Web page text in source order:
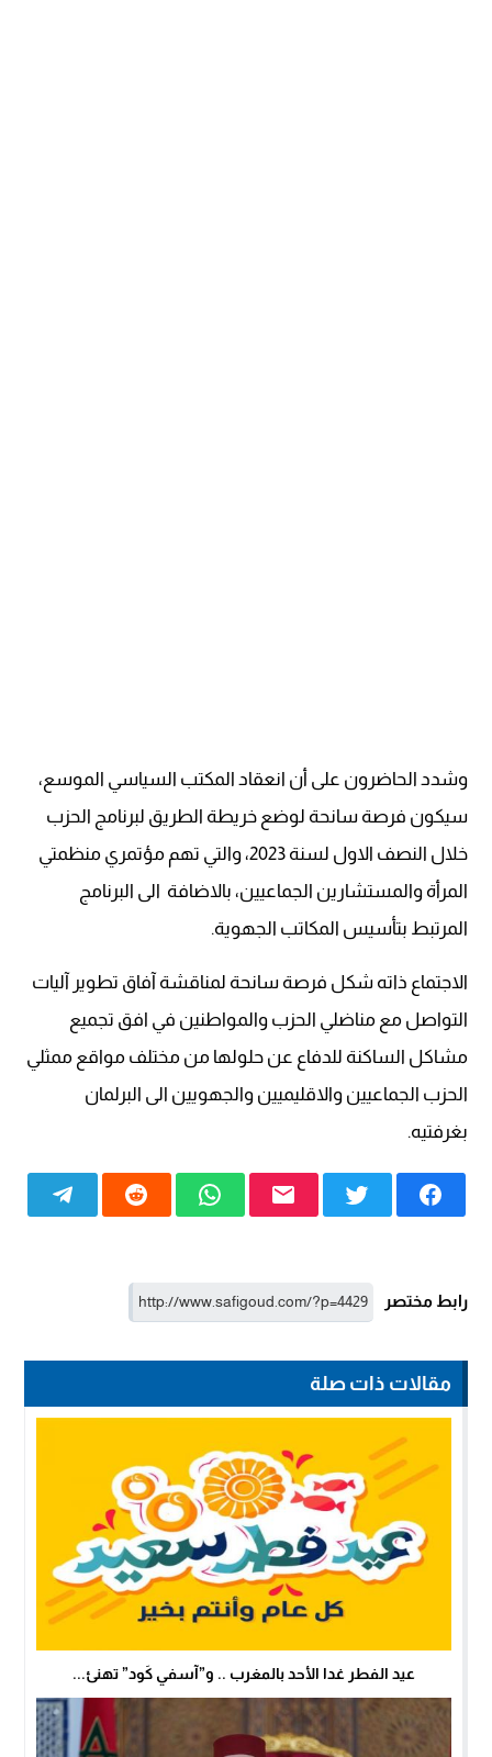
وشدد الحاضرون على أن انعقاد المكتب السياسي الموسع،
سيكون فرصة سانحة لوضع خريطة الطريق لبرنامج الحزب
خلال النصف الاول لسنة 2023، والتي تهم مؤتمري منظمتي
المرأة والمستشارين الجماعيين، بالاضافة الى البرنامج
المرتبط بتأسيس المكاتب الجهوية.
الاجتماع ذاته شكل فرصة سانحة لمناقشة آفاق تطوير آليات
التواصل مع مناضلي الحزب والمواطنين في افق تجميع
مشاكل الساكنة للدفاع عن حلولها من مختلف مواقع ممثلي
الحزب الجماعيين والاقليميين والجهويين الى البرلمان
بغرفتيه.
رابط مختصر
مقالات ذات صلة
عيد الفطر غدا الأحد بالمغرب .. و”آسفي كَود” تهنئ...